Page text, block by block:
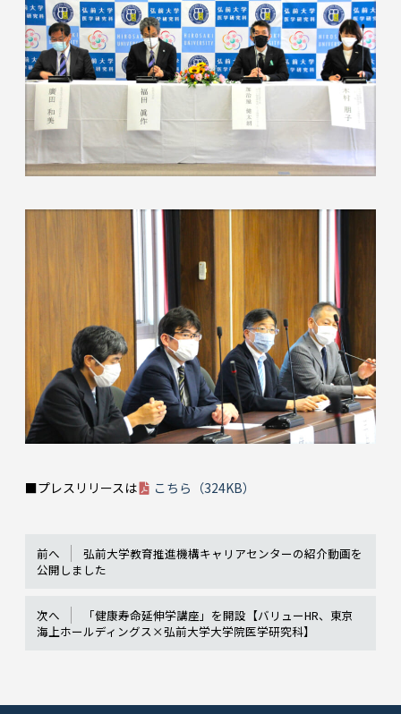
■プレスリリースは こちら（324KB）
前へ
弘前大学教育推進機構キャリアセンターの紹介動画を
公開しました
次へ
「健康寿命延伸学講座」を開設【バリューHR、東京
海上ホールディングス×弘前大学大学院医学研究科】